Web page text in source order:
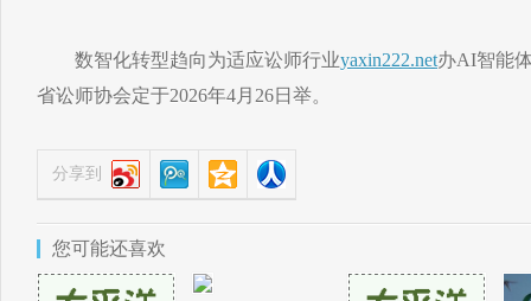
数智化转型趋向为适应讼师行业yaxin222.net办AI智能
省讼师协会定于2026年4月26日举。
分享到
您可能还喜欢